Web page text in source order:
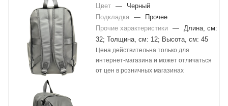
Цвет —
Черный
Подкладка —
Прочее
Прочие характеристики —
Длина, см:
32; Толщина, см: 12; Высота, см: 45
Цена действительна только для
интернет-магазина и может отличаться
от цен в розничных магазинах